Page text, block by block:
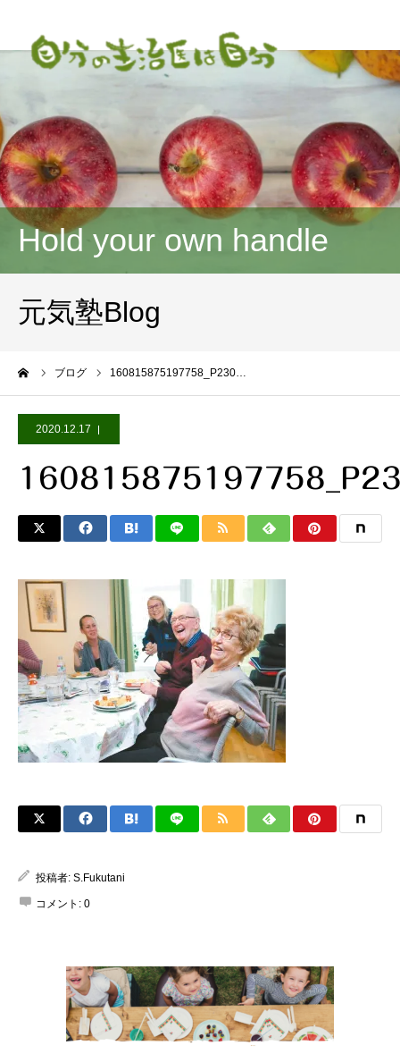
Hold your own handle
元気塾Blog
ブログ 160815875197758_P230…
2020.12.17
投稿者: S.Fukutani
コメント: 0